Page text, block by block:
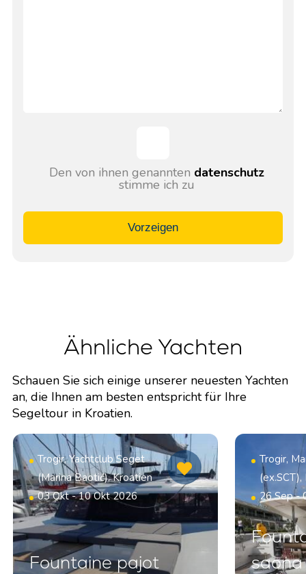
Den von ihnen genannten datenschutz
stimme ich zu
Vorzeigen
Ähnliche Yachten
Schauen Sie sich einige unserer neuesten Yachten
an, die Ihnen am besten entspricht für Ihre
Segeltour in Kroatien.
Trogir, Yachtclub Seget
(Marina Baotić), Kroatien
03 Okt - 10 Okt 2026
Fountaine pajot
Trogir,
26 Sep -